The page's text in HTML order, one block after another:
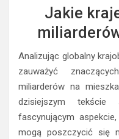
Jakie
Analizując globalny
zauważyć
miliarderów na
dzisiejszym
fascynującym
mogą poszczycić się